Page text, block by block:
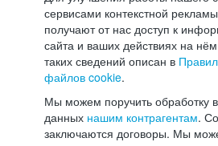
сервисами контекстной
получают от нас доступ к
сайта и ваших действиях на
таких сведений описан в
файлов cookie.
Мы можем поручить обработку
данных нашим контрагентам.
заключаются договоры. Мы